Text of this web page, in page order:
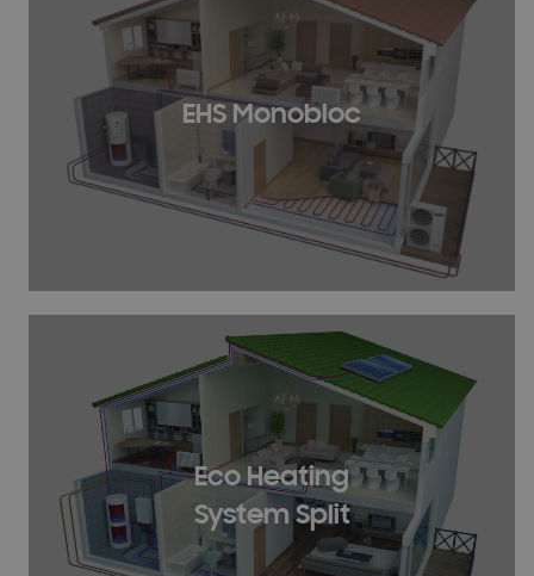
EHS Monobloc
Eco Heating
System Split